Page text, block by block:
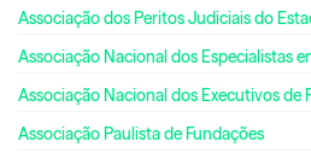
Associação dos Peritos Judiciais do
Associação Nacional dos Especialistas
Associação Nacional dos Executivos de
Associação Paulista de Fundações